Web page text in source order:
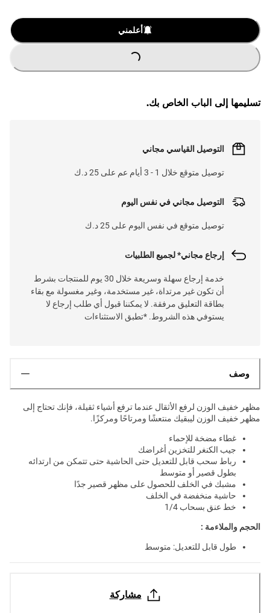
أعلمني
...
تسليمها إلى الباب الخاص بك.
التوصيل القياسي مجاني
توصيل متوقع خلال 1 - 3 أيام عم على 25 د.ك
التوصيل مجاني في نفس اليوم
توصيل متوقع في نفس اليوم على 25 د.ك
إرجاع مجاني* لجميع الطلبيات
خدمة إرجاع سهلة وسريعة خلال 30 يوم للمنتجات بشرط
أن تكون غير مرتداة، غير مستخدمة، وغير مغسولة مع بقاء
بطاقة التعليق مرفقة. لا يمكننا قبول أي طلب إرجاع لا
يستوفي هذه الشروط. *تطبق الاستثناءات
وصف
مظهر خفيف الوزن لرفع الأثقال عندما ترفع أشياء ثقيلة، فإنك تحتاج إلى
مظهر خفيف الوزن ليبقيك منتعشًا ومرتاحًا ومركزًا.
غطاء مضخة للإحماء
جيب الكنغر للتخزين أغراضك
رباط سحب قابل للتعديل حتى الحاشية حتى تتمكن من ارتدائه
بطول قصير أو متوسط
مشبك في الخلف للحصول على مظهر قصير جدًا
حاشية منخفضة في الخلف
خط عنق بسحاب 1/4
الحجم والملاءمة :
طول قابل للتعديل: متوسط
مشاركة